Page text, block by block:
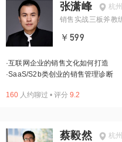
张潇峰
杭州
销售实战三板斧教
￥599
·互联网企业的销售文化如何打造
·SaaS/S2b类创业的销售管理诊断
160 人约聊过 • 评分 9.2
蔡毅然
杭州